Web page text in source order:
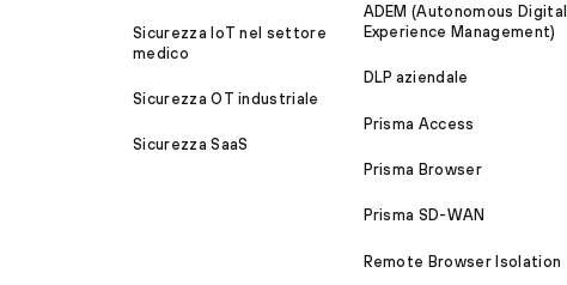
Sicurezza IoT nel settore
medico
Sicurezza OT industriale
Sicurezza SaaS
ADEM (Autonomous Digital
Experience Management)
DLP aziendale
Prisma Access
Prisma Browser
Prisma SD-WAN
Remote Browser Isolation